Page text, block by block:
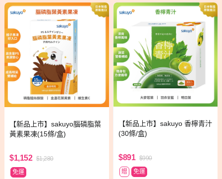
【新品上市】sakuyo腦磷脂葉
黃素果凍(15條/盒)
$1,152 $1,280
免運
【新品上市】sakuyo 香檸青汁
(30條/盒)
$891 $990
贈
免運